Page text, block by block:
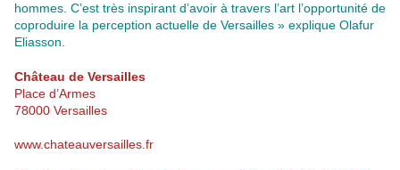
hommes. C’est très inspirant d’avoir à travers l’art l’opportunité de
coproduire la perception actuelle de Versailles » explique Olafur
Eliasson.
Château de Versailles
Place d’Armes
78000 Versailles
www.chateauversailles.fr